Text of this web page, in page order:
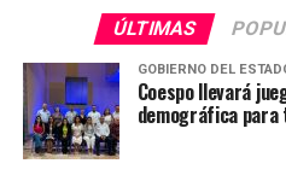
ÚLTIMAS
GOBIERNO DEL
Coespo llevará
demográfica para